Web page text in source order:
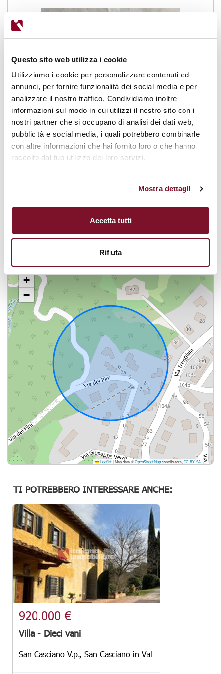
Questo sito web utilizza i cookie
Utilizziamo i cookie per personalizzare contenuti ed
annunci, per fornire funzionalità dei social media e per
analizzare il nostro traffico. Condividiamo inoltre
informazioni sul modo in cui utilizzi il nostro sito con i
nostri partner che si occupano di analisi dei dati web,
pubblicità e social media, i quali potrebbero combinarle
con altre informazioni che hai fornito loro o che hanno
raccolto dal tuo utilizzo dei loro servizi.
Mostra dettagli
Accetta tutti
Rifiuta
+
−
Leaflet |Map data ©OpenStreetMapcontributors, CC-BY-SA
TI POTREBBERO INTERESSARE ANCHE:
920.000 €
Villa - Dieci vani
San Casciano V.p., San Casciano in Val di Pesa